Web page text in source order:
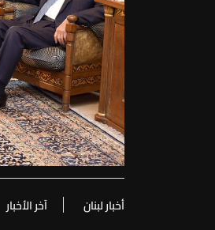
أخبار لبنان آخر الأخبار